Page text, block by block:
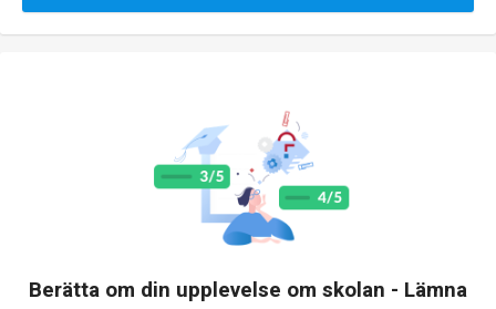
Berätta om din upplevelse om skolan - Lämna